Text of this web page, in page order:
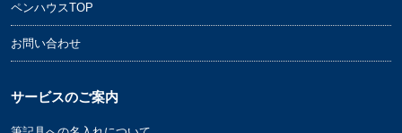
ペンハウスTOP
お問い合わせ
サービスのご案内